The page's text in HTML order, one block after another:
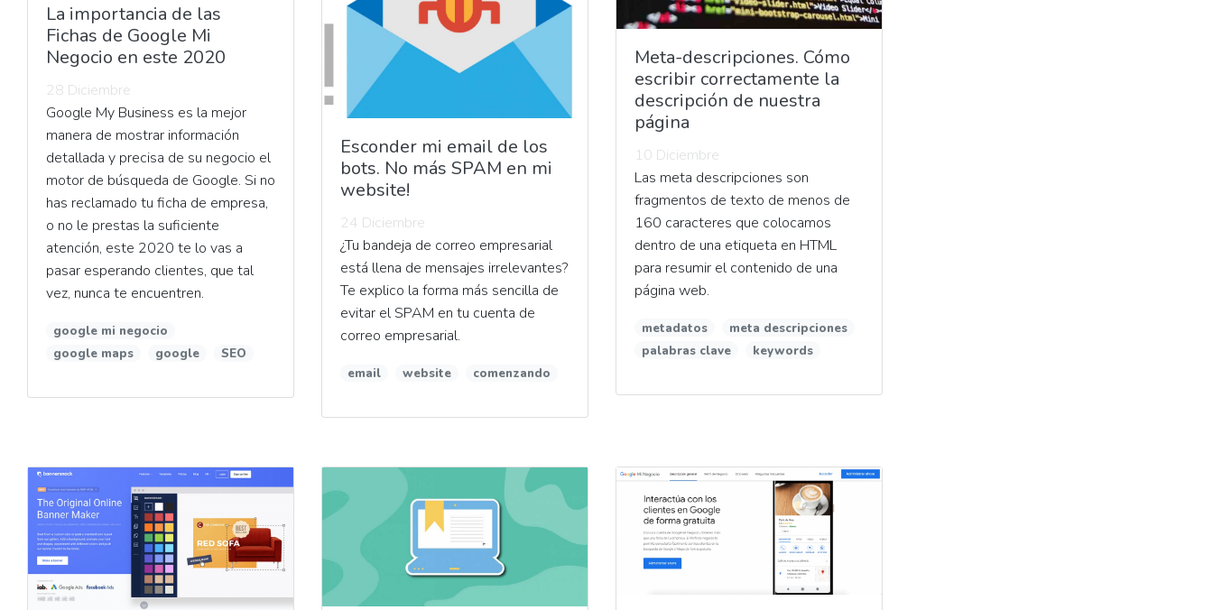
La importancia de las
Fichas de Google Mi
Negocio en este 2020
28 Diciembre
Google My Business es la mejor
manera de mostrar información
detallada y precisa de su negocio el
motor de búsqueda de Google. Si no
has reclamado tu ficha de empresa,
o no le prestas la suficiente
atención, este 2020 te lo vas a
pasar esperando clientes, que tal
vez, nunca te encuentren.
google mi negocio
google maps
google SEO
Esconder mi email de los
bots. No más SPAM en mi
website!
24 Diciembre
¿Tu bandeja de correo empresarial
está llena de mensajes irrelevantes?
Te explico la forma más sencilla de
evitar el SPAM en tu cuenta de
correo empresarial.
email website comenzando
Meta-descripciones. Cómo
escribir correctamente la
descripción de nuestra
página
10 Diciembre
Las meta descripciones son
fragmentos de texto de menos de
160 caracteres que colocamos
dentro de una etiqueta en HTML
para resumir el contenido de una
página web.
metadatos
meta descripciones
palabras clave
keywords